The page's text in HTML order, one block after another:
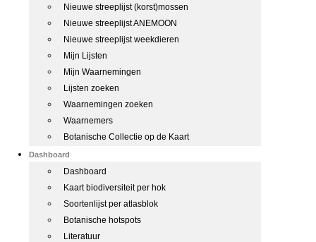
Nieuwe streeplijst (korst)mossen
Nieuwe streeplijst ANEMOON
Nieuwe streeplijst weekdieren
Mijn Lijsten
Mijn Waarnemingen
Lijsten zoeken
Waarnemingen zoeken
Waarnemers
Botanische Collectie op de Kaart
Dashboard
Dashboard
Kaart biodiversiteit per hok
Soortenlijst per atlasblok
Botanische hotspots
Literatuur